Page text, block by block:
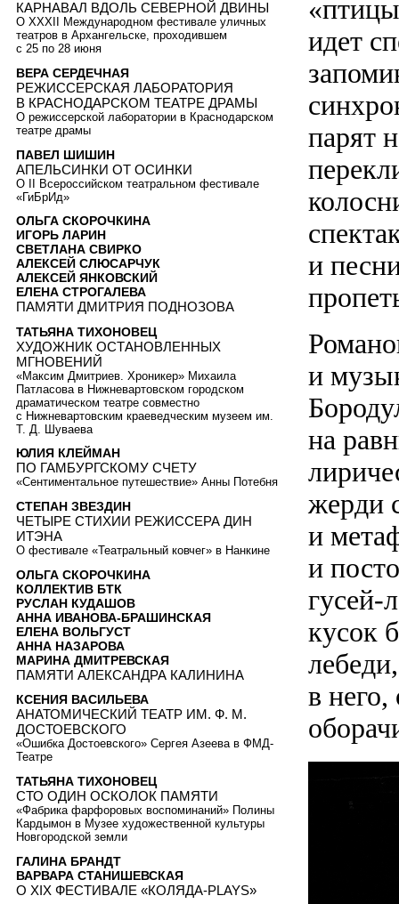
идет
парят
и
и
на
жерди
и
и
гусей-
кусок
в
КАРНАВАЛ ВДОЛЬ СЕВЕРНОЙ ДВИНЫ
О XXXII Международном фестивале уличных
театров в Архангельске, проходившем
с 25 по 28 июня
ВЕРА СЕРДЕЧНАЯ
РЕЖИССЕРСКАЯ ЛАБОРАТОРИЯ
В КРАСНОДАРСКОМ ТЕАТРЕ ДРАМЫ
О режиссерской лаборатории в Краснодарском
театре драмы
ПАВЕЛ ШИШИН
АПЕЛЬСИНКИ ОТ ОСИНКИ
О II Всероссийском театральном фестивале
«ГиБрИд»
ОЛЬГА СКОРОЧКИНА
ИГОРЬ ЛАРИН
СВЕТЛАНА СВИРКО
АЛЕКСЕЙ СЛЮСАРЧУК
АЛЕКСЕЙ ЯНКОВСКИЙ
ЕЛЕНА СТРОГАЛЕВА
ПАМЯТИ ДМИТРИЯ ПОДНОЗОВА
ТАТЬЯНА ТИХОНОВЕЦ
ХУДОЖНИК ОСТАНОВЛЕННЫХ
МГНОВЕНИЙ
«Максим Дмитриев. Хроникер» Михаила
Патласова в Нижневартовском городском
драматическом театре совместно
с Нижневартовским краеведческим музеем им.
Т. Д. Шуваева
ЮЛИЯ КЛЕЙМАН
ПО ГАМБУРГСКОМУ СЧЕТУ
«Сентиментальное путешествие» Анны Потебня
СТЕПАН ЗВЕЗДИН
ЧЕТЫРЕ СТИХИИ РЕЖИССЕРА ДИН
ИТЭНА
О фестивале «Театральный ковчег» в Нанкине
ОЛЬГА СКОРОЧКИНА
КОЛЛЕКТИВ БТК
РУСЛАН КУДАШОВ
АННА ИВАНОВА-БРАШИНСКАЯ
ЕЛЕНА ВОЛЬГУСТ
АННА НАЗАРОВА
МАРИНА ДМИТРЕВСКАЯ
ПАМЯТИ АЛЕКСАНДРА КАЛИНИНА
КСЕНИЯ ВАСИЛЬЕВА
АНАТОМИЧЕСКИЙ ТЕАТР ИМ. Ф. М.
ДОСТОЕВСКОГО
«Ошибка Достоевского» Сергея Азеева в ФМД-
Театре
ТАТЬЯНА ТИХОНОВЕЦ
СТО ОДИН ОСКОЛОК ПАМЯТИ
«Фабрика фарфоровых воспоминаний» Полины
Кардымон в Музее художественной культуры
Новгородской земли
ГАЛИНА БРАНДТ
ВАРВАРА СТАНИШЕВСКАЯ
О XIX ФЕСТИВАЛЕ «КОЛЯДА-PLAYS»